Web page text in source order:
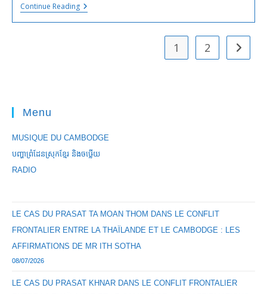
Continue Reading#cambodia
#cambodge
Negotiation
1 2 Go to
Menu
MUSIQUE DU CAMBODGE
បញ្ហាព្រំដែនស្រុកខ្មែរ និងចឞ្លើយ
RADIO
LE CAS DU PRASAT TA MOAN THOM DANS LE CONFLIT
FRONTALIER ENTRE LA THAÏLANDE ET LE CAMBODGE : LES
AFFIRMATIONS DE MR ITH SOTHA
08/07/2026
LE CAS DU PRASAT KHNAR DANS LE CONFLIT FRONTALIER